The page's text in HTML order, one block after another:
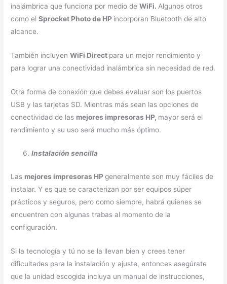
inalámbrica que funciona por medio deWiFi. Algunos otros
como elSprocket Photo de HP incorporan Bluetooth de alto
alcance.
También incluyenWiFi Direct para un mejor rendimiento y
para lograr una conectividad inalámbrica sin necesidad de red.
Otra forma de conexión que debes evaluar son los puertos
USB y las tarjetas SD. Mientras más sean las opciones de
conectividad de las mejores impresoras HP, mayor será el
rendimiento y su uso será mucho más óptimo.
Instalación sencilla
Las mejores impresoras HPgeneralmente son muy fáciles de
instalar. Y es que se caracterizan por ser equipos súper
prácticos y seguros, pero como siempre, habrá quienes se
encuentren con algunas trabas al momento de la
configuración.
Si la tecnología y tú no se la llevan bien y crees tener
dificultades para la instalación y ajuste, entonces asegúrate
que la unidad escogida incluya un manual de instrucciones,